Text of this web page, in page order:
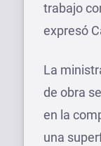
trabajo
expresó
La
de obra
en la
una